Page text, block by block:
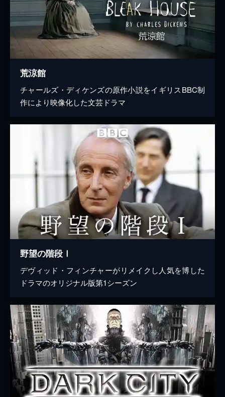
荒涼館
チャールズ・ディケンズの原作小説をイギリスBBC制
作により映像化した文芸ドラマ
野望の階段Ⅰ
デヴィッド・フィンチャーがリメイクし人気を博した
ドラマのオリジナル版第1シーズン